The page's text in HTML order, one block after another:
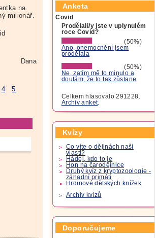
na
milionář.
Dana
4 5
Anketa
Covid
Prodělali/y jste v uplynulém
roce Covid?
(50%)
Ano, onemocnění jsem
prodělala
(50%)
Ne, zatím mě to minulo a
doufám, že to tak zůstane
Celkem hlasovalo 291228.
Archiv anket.
Kvízy
Co víte o dějinách naší
vlasti?
Hádej, kdo to je
Hon na čarodějnice
Druhý kvíz z kryptozoologie -
záhadní primáti
Hrdinové dětských knížek
Archiv kvízů
Doporučujeme